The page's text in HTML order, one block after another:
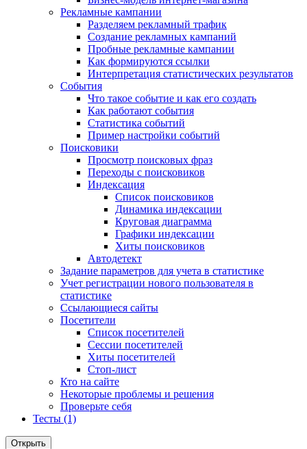
Рекламные кампании
Разделяем рекламный трафик
Создание рекламных кампаний
Пробные рекламные кампании
Как формируются ссылки
Интерпретация статистических результатов
События
Что такое событие и как его создать
Как работают события
Статистика событий
Пример настройки событий
Поисковики
Просмотр поисковых фраз
Переходы с поисковиков
Индексация
Список поисковиков
Динамика индексации
Круговая диаграмма
Графики индексации
Хиты поисковиков
Автодетект
Задание параметров для учета в статистике
Учет регистрации нового пользователя в
статистике
Ссылающиеся сайты
Посетители
Список посетителей
Сессии посетителей
Хиты посетителей
Стоп-лист
Кто на сайте
Некоторые проблемы и решения
Проверьте себя
Тесты (1)
Открыть